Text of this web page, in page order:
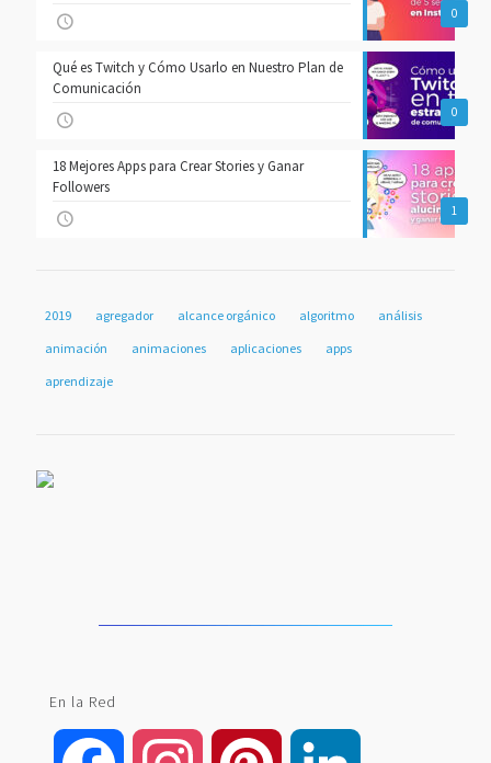
0
0
Qué es Twitch y Cómo Usarlo en Nuestro Plan de
Comunicación
1
18 Mejores Apps para Crear Stories y Ganar
Followers
2019 agregador alcance orgánico algoritmo
análisis
animación
animaciones aplicaciones
apps
aprendizaje
En la Red